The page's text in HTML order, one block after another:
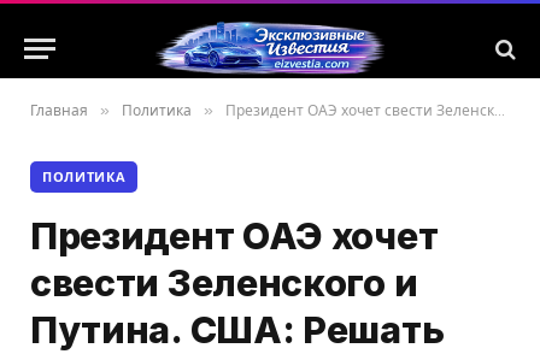
Главная » Политика » Президент ОАЭ хочет свести Зеленского и Путина. США: Решать Украине, но есть препятствие
ПОЛИТИКА
Президент ОАЭ хочет
свести Зеленского и
Путина. США: Решать